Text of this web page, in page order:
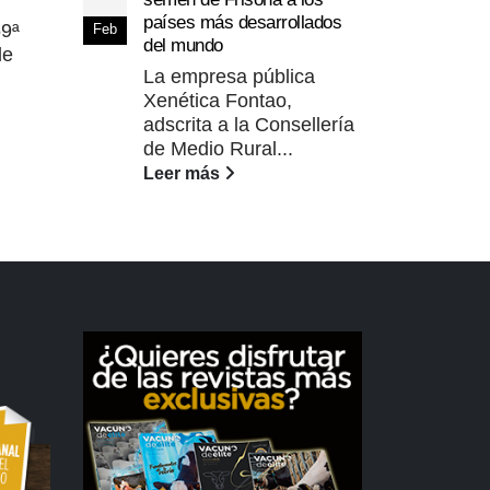
Feb
países más desarrollados
del mundo
La empresa pública
Xenética Fontao,
adscrita a la Consellería
de Medio Rural...
Leer más